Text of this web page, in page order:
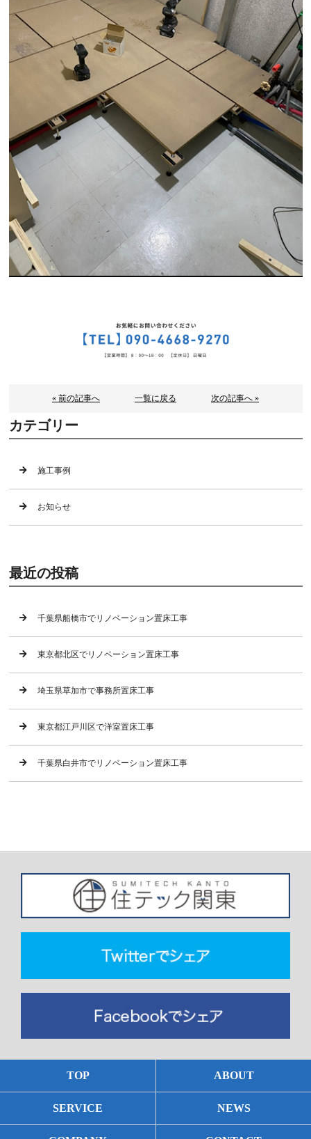
« 前の記事へ 一覧に戻る 次の記事へ »
カテゴリー
施工事例
お知らせ
最近の投稿
千葉県船橋市でリノベーション置床工事
東京都北区でリノベーション置床工事
埼玉県草加市で事務所置床工事
東京都江戸川区で洋室置床工事
千葉県白井市でリノベーション置床工事
TOP ABOUT
SERVICE NEWS